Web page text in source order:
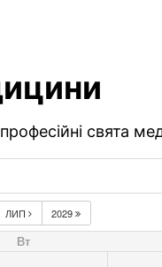
свята
ЛИП 2029
Вт